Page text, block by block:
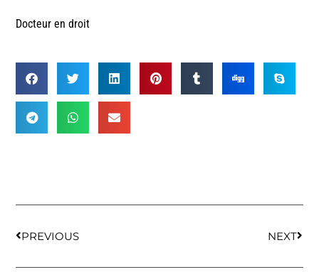
Docteur en droit
PREVIOUS NEXT